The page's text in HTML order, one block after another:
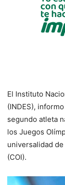
El Instituto
(INDES),
segundo atleta
los Juegos
universalidad
(COI).